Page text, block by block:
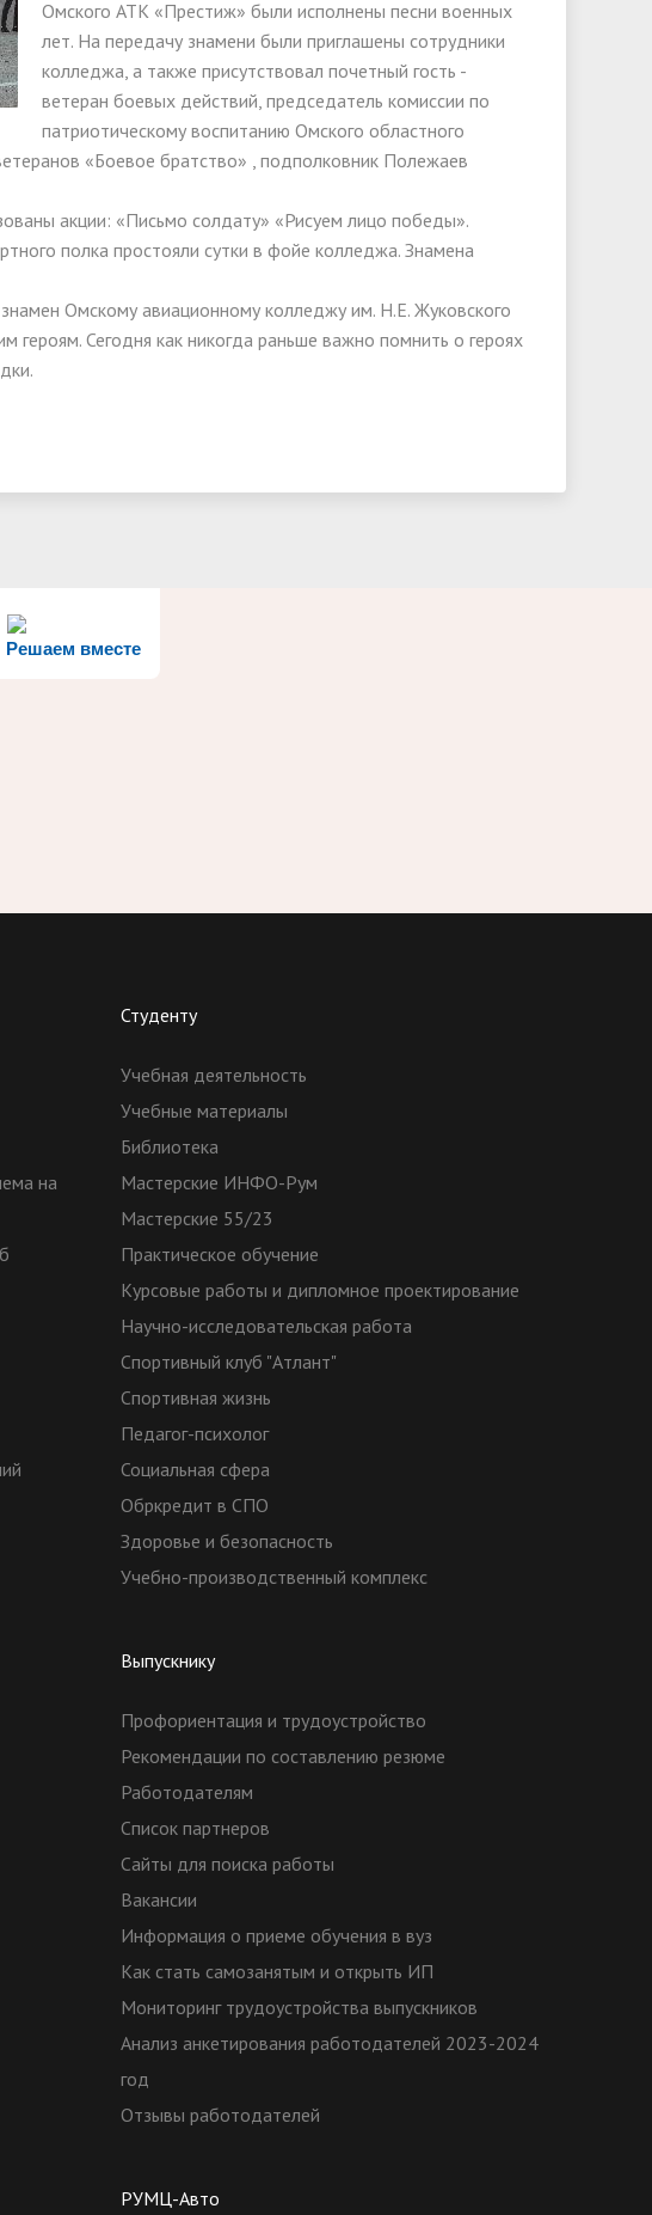
Омского АТК «Престиж» были исполнены песни военных
лет. На передачу знамени были приглашены сотрудники
колледжа, а также присутствовал почетный гость -
ветеран боевых действий, председатель комиссии по
патриотическому воспитанию Омского областного
«Боевое братство» , подполковник Полежаев
акции: «Письмо солдату» «Рисуем лицо победы».
полка простояли сутки в фойе колледжа. Знамена
Омскому авиационному колледжу им. Н.Е. Жуковского
героям. Сегодня как никогда раньше важно помнить о героях
Решаем вместе
на
Студенту
Учебная деятельность
Учебные материалы
Библиотека
Мастерские ИНФО-Рум
Мастерские 55/23
Практическое обучение
Курсовые работы и дипломное проектирование
Научно-исследовательская работа
Спортивный клуб "Атлант"
Спортивная жизнь
Педагог-психолог
Социальная сфера
Обркредит в СПО
Здоровье и безопасность
Учебно-производственный комплекс
Выпускнику
Профориентация и трудоустройство
Рекомендации по составлению резюме
Работодателям
Список партнеров
Сайты для поиска работы
Вакансии
Информация о приеме обучения в вуз
Как стать самозанятым и открыть ИП
Мониторинг трудоустройства выпускников
Анализ анкетирования работодателей 2023-2024
год
Отзывы работодателей
РУМЦ-Авто